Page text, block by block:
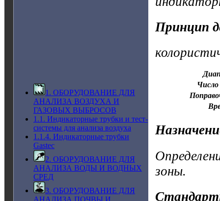
1. ОБОРУДОВАНИЕ ДЛЯ
АНАЛИЗА ВОЗДУХА И
ГАЗОВЫХ ВЫБРОСОВ
1.1. Индикаторные трубки и тест-
системы для анализа воздуха
1.1.4. Индикаторные трубки
Gastec
2. ОБОРУДОВАНИЕ ДЛЯ
АНАЛИЗА ВОДЫ И ВОДНЫХ
СРЕД
3. ОБОРУДОВАНИЕ ДЛЯ
АНАЛИЗА ПОЧВЫ И
Принцип
зоны.